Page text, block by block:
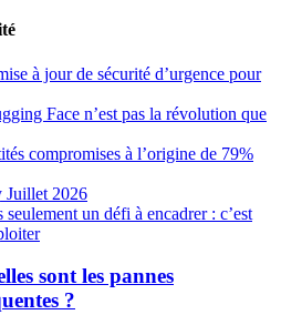
à jour de sécurité d’urgence pour
Face n’est pas la révolution que
compromises à l’origine de 79%
Juillet 2026
un défi à encadrer : c’est
sont les pannes
?